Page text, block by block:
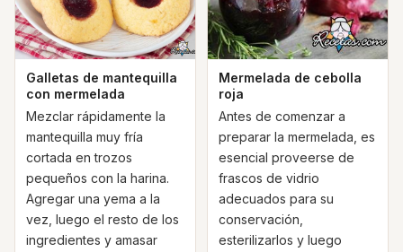
Galletas de mantequilla
con mermelada
Mezclar rápidamente la
mantequilla muy fría
cortada en trozos
pequeños con la harina.
Agregar una yema a la
vez, luego el resto de los
ingredientes y amasar
Mermelada de cebolla
roja
Antes de comenzar a
preparar la mermelada, es
esencial proveerse de
frascos de vidrio
adecuados para su
conservación,
esterilizarlos y luego